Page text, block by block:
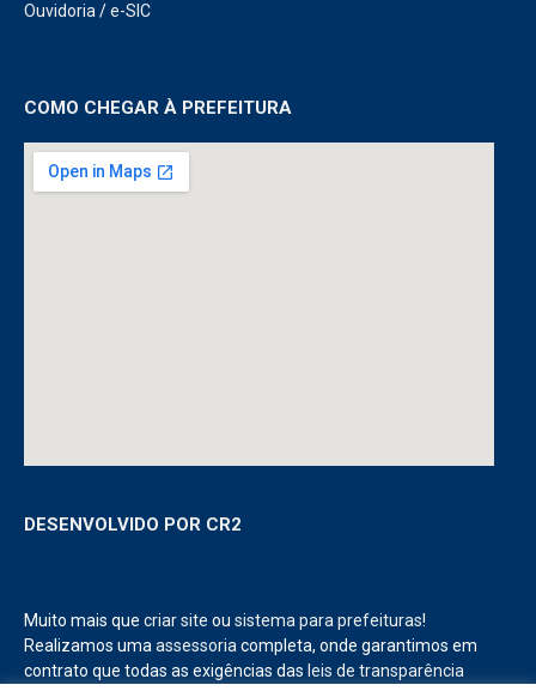
Ouvidoria/e-SIC
COMO CHEGAR À PREFEITURA
DESENVOLVIDO POR CR2
Muito mais que criar site ou sistema para prefeituras!
Realizamos umaassessoriacompleta, onde garantimos em
contrato que todas as exigências das leis de transparência